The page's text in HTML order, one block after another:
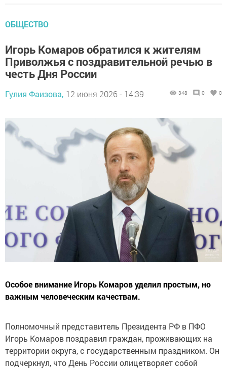
ОБЩЕСТВО
Игорь Комаров обратился к жителям
Приволжья с поздравительной речью в
честь Дня России
Гулия Фаизова, 12 июня 2026 - 14:39 348 0 0
Особое внимание Игорь Комаров уделил простым, но
важным человеческим качествам.
Полномочный представитель Президента РФ в ПФО
Игорь Комаров поздравил граждан, проживающих на
территории округа, с государственным праздником. Он
подчеркнул, что День России олицетворяет собой